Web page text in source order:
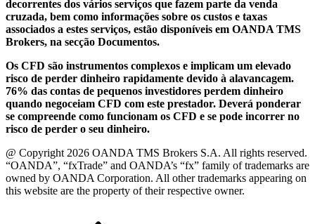
decorrentes dos vários serviços que fazem parte da venda
cruzada, bem como informações sobre os custos e taxas
associados a estes serviços, estão disponíveis em OANDA TMS
Brokers, na secção Documentos.
Os CFD são instrumentos complexos e implicam um elevado
risco de perder dinheiro rapidamente devido à alavancagem.
76% das contas de pequenos investidores perdem dinheiro
quando negoceiam CFD com este prestador. Deverá ponderar
se compreende como funcionam os CFD e se pode incorrer no
risco de perder o seu dinheiro.
@ Copyright 2026 OANDA TMS Brokers S.A. All rights reserved.
“OANDA”, “fxTrade” and OANDA’s “fx” family of trademarks are
owned by OANDA Corporation. All other trademarks appearing on
this website are the property of their respective owner.